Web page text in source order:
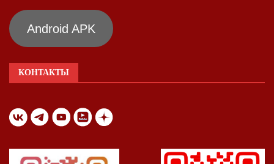
Android APK
КОНТАКТЫ